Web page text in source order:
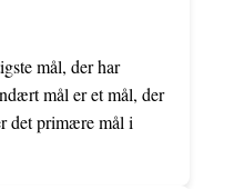
mål, der har
mål er et mål, der
det primære mål i